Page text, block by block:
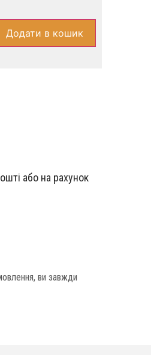
Додати в кошик
або на рахунок
ви завжди